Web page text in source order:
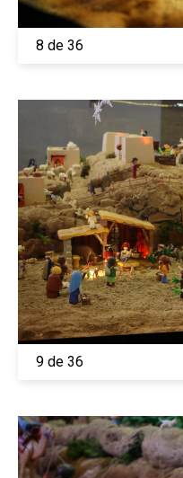
8 de 36
9 de 36